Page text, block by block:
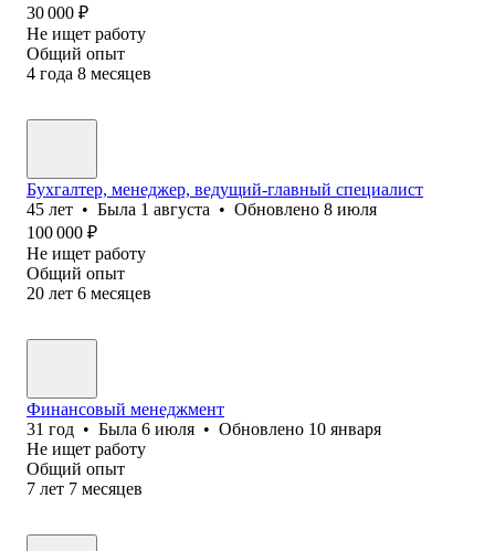
30 000 ₽
Не ищет работу
Общий опыт
4 года 8 месяцев
Бухгалтер, менеджер, ведущий-главный специалист
45 лет • Была 1 августа • Обновлено 8 июля
100 000 ₽
Не ищет работу
Общий опыт
20 лет 6 месяцев
Финансовый менеджмент
31 год • Была 6 июля • Обновлено 10 января
Не ищет работу
Общий опыт
7 лет 7 месяцев